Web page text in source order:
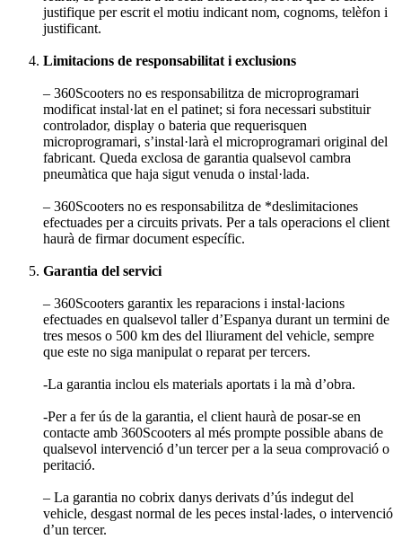
justifique per escrit el motiu indicant nom, cognoms, telèfon i
justificant.
Limitacions de responsabilitat i exclusions
– 360Scooters no es responsabilitza de microprogramari
modificat instal·lat en el patinet; si fora necessari substituir
controlador, display o bateria que requerisquen
microprogramari, s’instal·larà el microprogramari original del
fabricant. Queda exclosa de garantia qualsevol cambra
pneumàtica que haja sigut venuda o instal·lada.
– 360Scooters no es responsabilitza de *deslimitaciones
efectuades per a circuits privats. Per a tals operacions el client
haurà de firmar document específic.
Garantia del servici
– 360Scooters garantix les reparacions i instal·lacions
efectuades en qualsevol taller d’Espanya durant un termini de
tres mesos o 500 km des del lliurament del vehicle, sempre
que este no siga manipulat o reparat per tercers.
-La garantia inclou els materials aportats i la mà d’obra.
-Per a fer ús de la garantia, el client haurà de posar-se en
contacte amb 360Scooters al més prompte possible abans de
qualsevol intervenció d’un tercer per a la seua comprovació o
peritació.
– La garantia no cobrix danys derivats d’ús indegut del
vehicle, desgast normal de les peces instal·lades, o intervenció
d’un tercer.